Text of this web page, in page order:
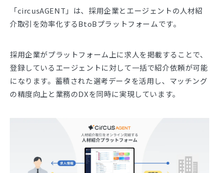
「circusAGENT」は、採用企業とエージェントの人材紹
介取引を効率化するBtoBプラットフォームです。
採用企業がプラットフォーム上に求人を掲載することで、
登録しているエージェントに対して一括で紹介依頼が可能
になります。蓄積された選考データを活用し、マッチング
の精度向上と業務のDXを同時に実現しています。